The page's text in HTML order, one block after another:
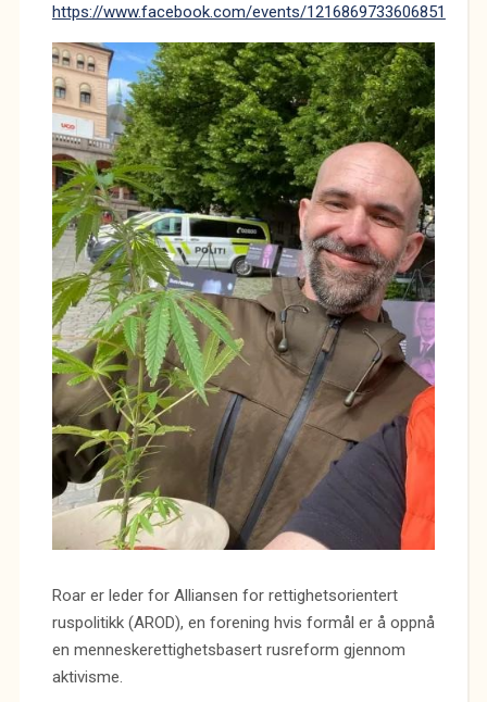
https://www.facebook.com/events/1216869733606851
Roar er leder for Alliansen for rettighetsorientert
ruspolitikk (AROD), en forening hvis formål er å oppnå
en menneskerettighetsbasert rusreform gjennom
aktivisme.